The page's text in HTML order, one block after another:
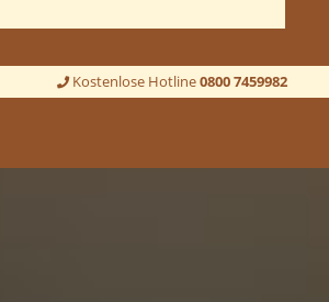
Kostenlose Hotline0800 7459982